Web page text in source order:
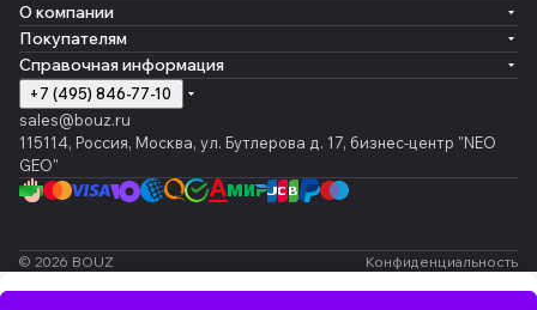
О компании
Покупателям
Справочная информация
+7 (495) 846-77-10
sales@bouz.ru
115114, Россия, Москва, ул. Бутлерова д. 17, бизнес-центр "NEO
GEO"
© 2026 BOUZ Конфиденциальность